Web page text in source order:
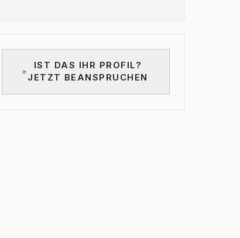
IST DAS IHR PROFIL?
JETZT BEANSPRUCHEN